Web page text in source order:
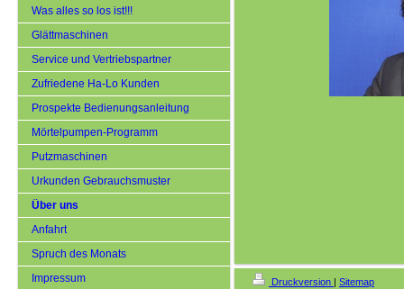
Was alles so los ist!!!
Glättmaschinen
Service und Vertriebspartner
Zufriedene Ha-Lo Kunden
Prospekte Bedienungsanleitung
Mörtelpumpen-Programm
Putzmaschinen
Urkunden Gebrauchsmuster
Über uns
Anfahrt
Spruch des Monats
Impressum
Druckversion | Sitemap